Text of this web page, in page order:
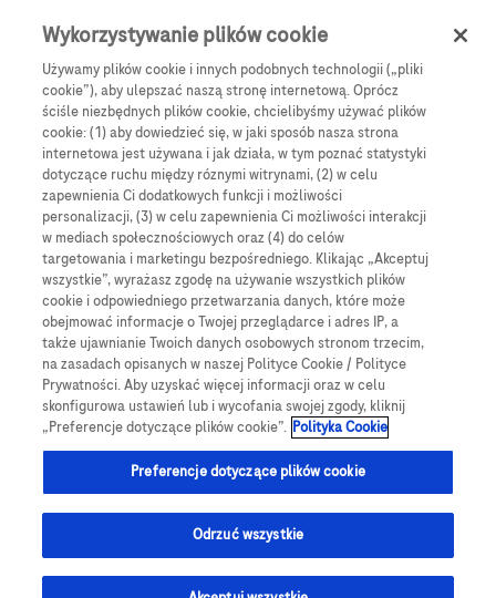
Skip to main content Menu
Products Articles
We are sorry, but no results were found for:
Globalne Strony Internetowe
Global Roche
Platforma Accu-Chek Care
Global Roche Diabetologia
Wszystkie lokalizacje
Skontaktuj się z nami
Wykorzystywanie plików cookie
Używamy plików cookie i innych podobnych technologii („pliki
cookie”), aby ulepszać naszą stronę internetową. Oprócz
ściśle niezbędnych plików cookie, chcielibyśmy używać plików
cookie: (1) aby dowiedzieć się, w jaki sposób nasza strona
internetowa jest używana i jak działa, w tym poznać statystyki
dotyczące ruchu między róznymi witrynami, (2) w celu
zapewnienia Ci dodatkowych funkcji i możliwości
personalizacji, (3) w celu zapewnienia Ci możliwości interakcji
w mediach społecznościowych oraz (4) do celów
targetowania i marketingu bezpośredniego. Klikając „Akceptuj
wszystkie”, wyrażasz zgodę na używanie wszystkich plików
cookie i odpowiedniego przetwarzania danych, które może
obejmować informacje o Twojej przeglądarce i adres IP, a
także ujawnianie Twoich danych osobowych stronom trzecim,
na zasadach opisanych w naszej Polityce Cookie / Polityce
Prywatności. Aby uzyskać więcej informacji oraz w celu
skonfigurowa ustawień lub i wycofania swojej zgody, kliknij
„Preferencje dotyczące plików cookie”. Polityka Cookie
Preferencje dotyczące plików cookie
Odrzuć wszystkie